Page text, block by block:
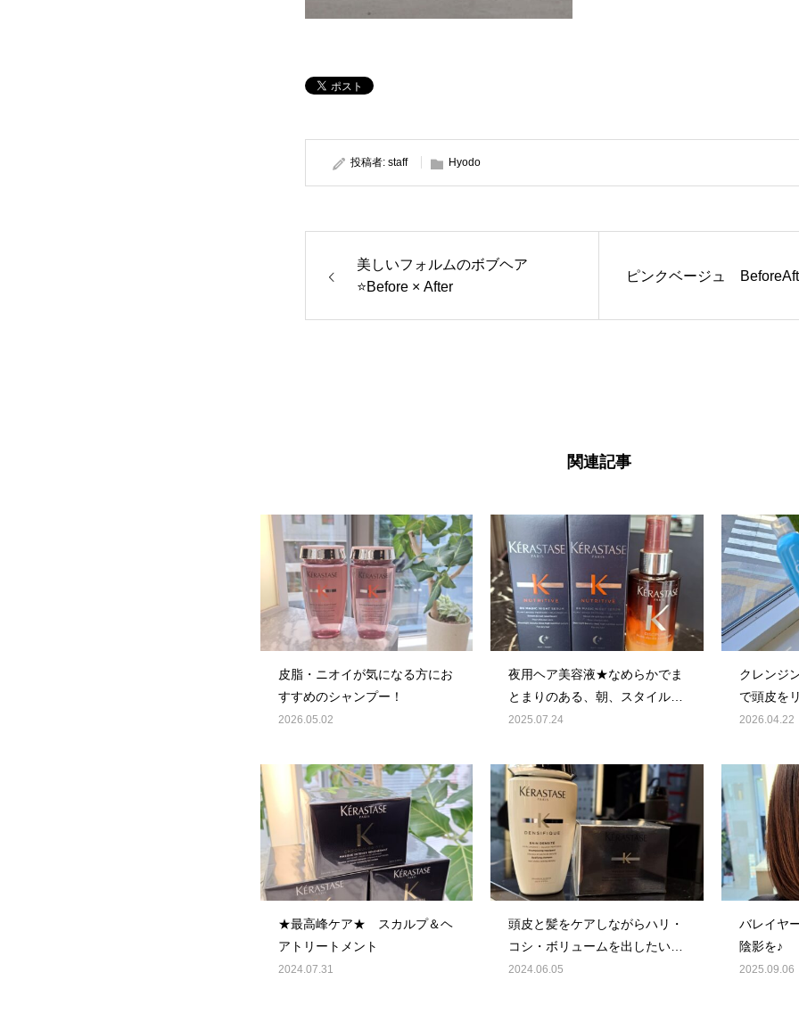
投稿者: staff Hyodo
美しいフォルムのボブヘア
⭐️Before × After
ピンクベージュ
関連記事
皮脂・ニオイが気になる方にお
すすめのシャンプー！
2026.05.02
夜用ヘア美容液★なめらかでま
とまりのある、朝、スタイルを
創りやすい髪へ導く！
2025.07.24
クレンジ
で頭皮を
2026.04.22
★最高峰ケア★ スカルプ＆ヘ
アトリートメント
2024.07.31
頭皮と髪をケアしながらハリ・
コシ・ボリュームを出したい方
におすすめ！！
2024.06.05
バレイヤ
陰影を♪
2025.09.06